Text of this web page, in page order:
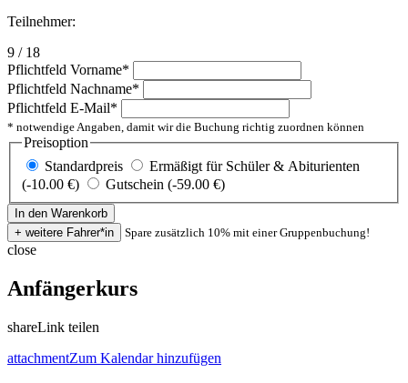
Teilnehmer:
9 / 18
Pflichtfeld Vorname*
Pflichtfeld Nachname*
Pflichtfeld E-Mail*
* notwendige Angaben, damit wir die Buchung richtig zuordnen können
Preisoption
Standardpreis
Ermäßigt für Schüler & Abiturienten
(-10.00 €)
Gutschein (-59.00 €)
Spare zusätzlich 10% mit einer Gruppenbuchung!
close
Anfängerkurs
shareLink teilen
attachmentZum Kalendar hinzufügen